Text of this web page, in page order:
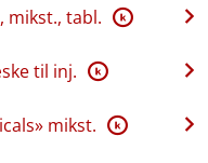
mikst., tabl. K
til inj. K
mikst. K